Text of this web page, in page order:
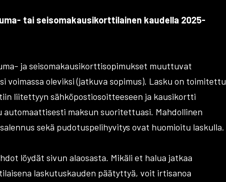
tai seisomakausikorttilainen kaudella 2025-
ja seisomakausikorttisopimukset muuttuvat
voimassa oleviksi (jatkuva sopimus). Lasku on toimitettu
liitettyyn sähköpostiosoitteeseen ja kausikortti
automaattisesti maksun suoritettuasi. Mahdollinen
sekä pudotuspelihyvitys ovat huomioitu laskulla.
löydät sivun alaosasta. Mikäli et halua jatkaa
laskutuskauden päätyttyä, voit irtisanoa